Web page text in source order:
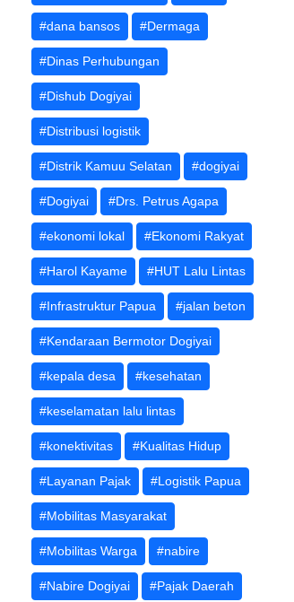
#dana bansos #Dermaga
#Dinas Perhubungan
#Dishub Dogiyai
#Distribusi logistik
#Distrik Kamuu Selatan #dogiyai
#Dogiyai #Drs. Petrus Agapa
#ekonomi lokal #Ekonomi Rakyat
#Harol Kayame #HUT Lalu Lintas
#Infrastruktur Papua #jalan beton
#Kendaraan Bermotor Dogiyai
#kepala desa #kesehatan
#keselamatan lalu lintas
#konektivitas #Kualitas Hidup
#Layanan Pajak #Logistik Papua
#Mobilitas Masyarakat
#Mobilitas Warga #nabire
#Nabire Dogiyai #Pajak Daerah